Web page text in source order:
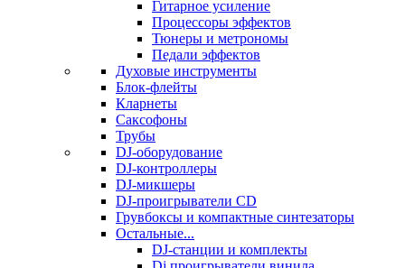
Гитарное усиление
Процессоры эффектов
Тюнеры и метрономы
Педали эффектов
Духовые инструменты
Блок-флейты
Кларнеты
Саксофоны
Трубы
DJ-оборудование
DJ-контроллеры
DJ-микшеры
DJ-проигрыватели CD
Грувбоксы и компактные синтезаторы
Остальные...
DJ-станции и комплекты